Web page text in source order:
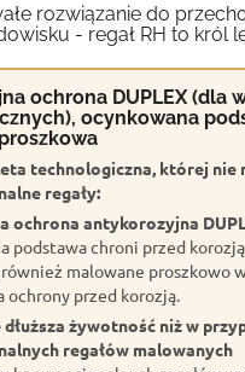
rozwiązanie do
- regał RH to król
ochrona DUPLEX (dla
ocynkowana
technologiczna, której nie
regały:
ochrona antykorozyjna
podstawa chroni przed
malowane proszkowo
ochrony przed korozją.
dłuższa żywotność niż w
regałów malowanych